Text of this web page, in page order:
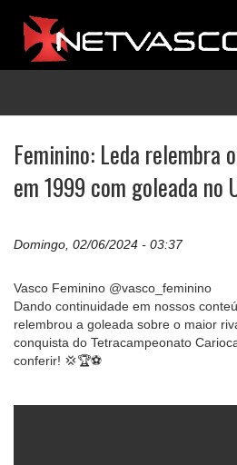
Feminino: Leda relembra
em 1999 com goleada no
Domingo, 02/06/2024 - 03:37
Vasco Feminino @vasco_feminino
Dando continuidade em nossos
relembrou a goleada sobre o maior
conquista do Tetracampeonato
conferir! 💢🏆⚽️